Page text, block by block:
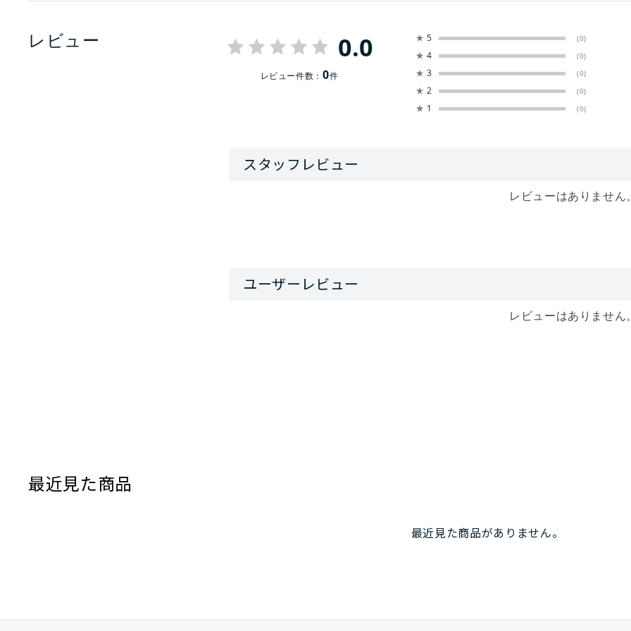
レビュー 0.0
レビュー件数：0件
★ 5 (0)
★ 4 (0)
★ 3 (0)
★ 2 (0)
★ 1 (0)
レビューはありません
レビューはありません
最近見た商品
最近見た商品がありません。